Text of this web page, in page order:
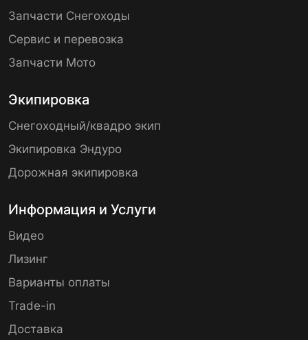
Запчасти Снегоходы
Сервис и перевозка
Запчасти Мото
Экипировка
Снегоходный/квадро экип
Экипировка Эндуро
Дорожная экипировка
Информация и Услуги
Видео
Лизинг
Варианты оплаты
Trade-in
Доставка